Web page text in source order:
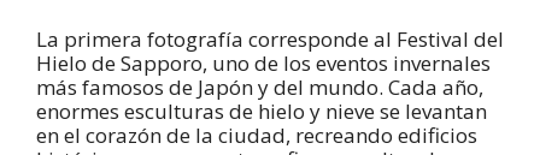
La primera fotografía corresponde al Festival del
Hielo de Sapporo, uno de los eventos invernales
más famosos de Japón y del mundo. Cada año,
enormes esculturas de hielo y nieve se levantan
en el corazón de la ciudad, recreando edificios